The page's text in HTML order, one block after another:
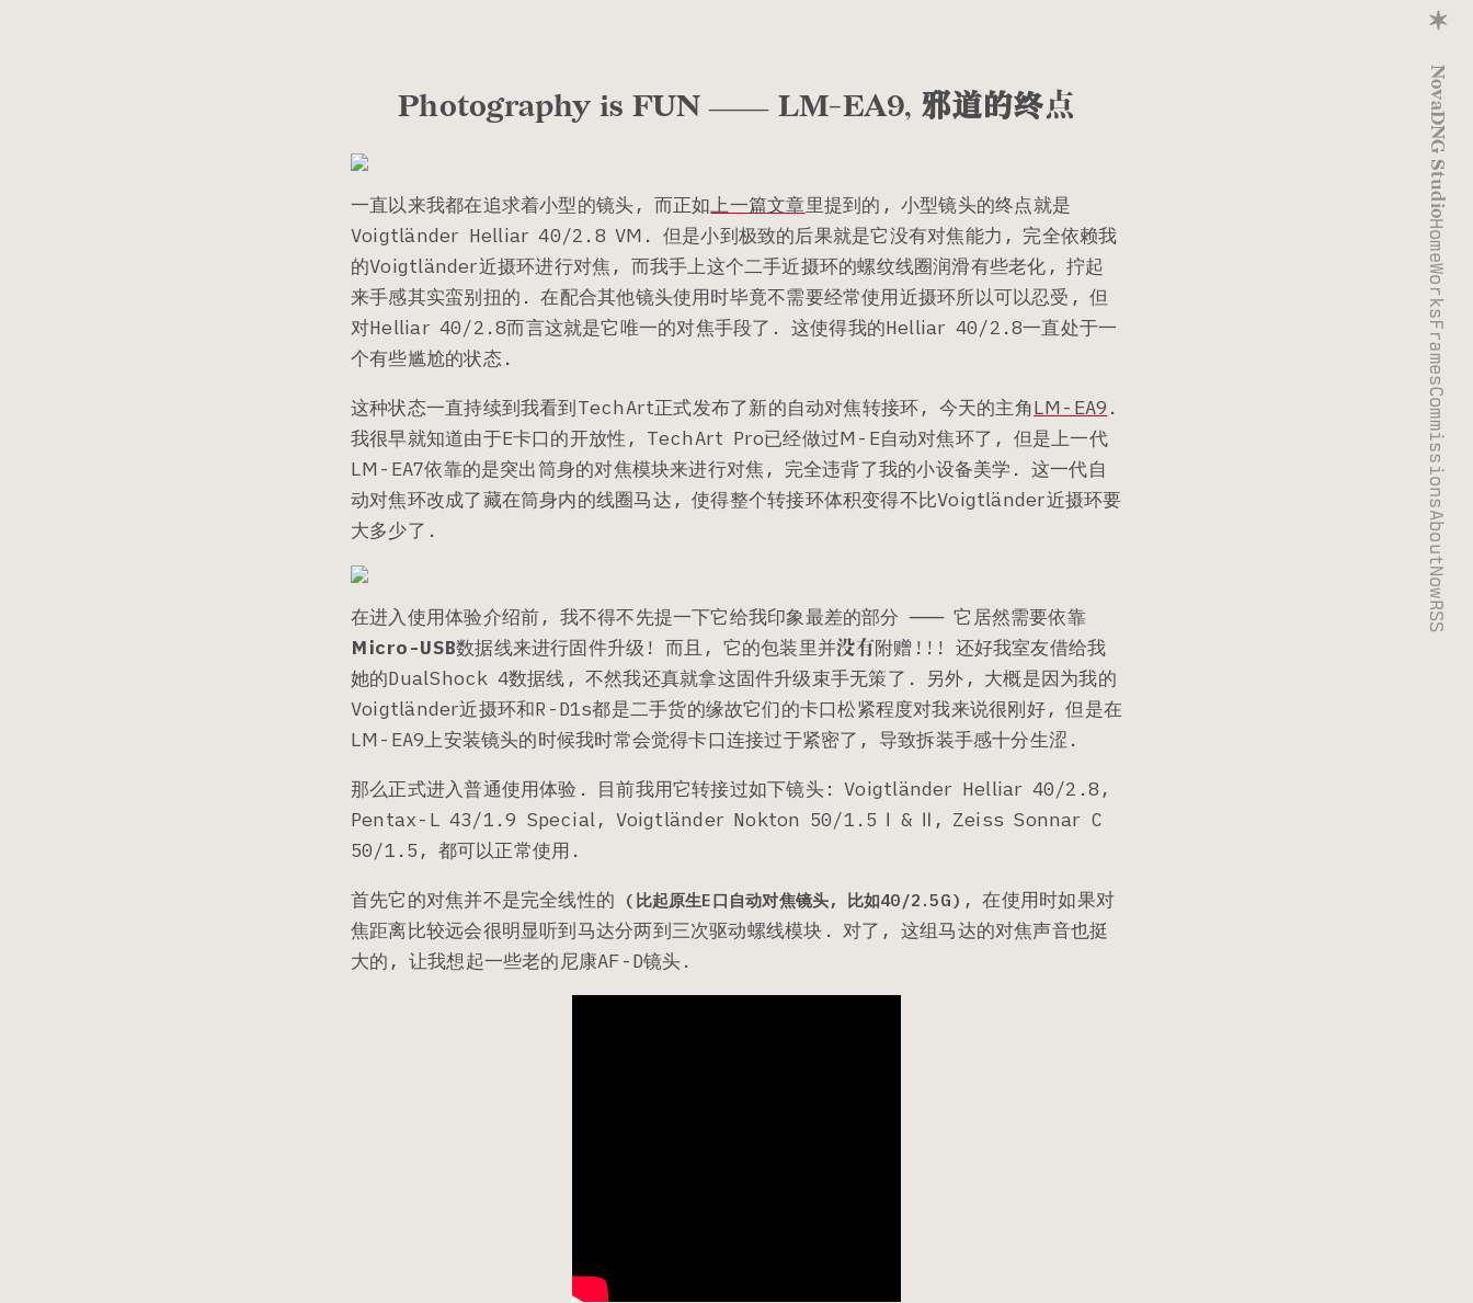
Photography is FUN ⸺ LM-EA9, 邪道的终点
一直以来我都在追求着小型的镜头, 而正如上一篇文章里提到的, 小型镜头的终点就是
Voigtländer Helliar 40/2.8 VM. 但是小到极致的后果就是它没有对焦能力, 完全依赖我
的Voigtländer近摄环进行对焦, 而我手上这个二手近摄环的螺纹线圈润滑有些老化, 拧起
来手感其实蛮别扭的. 在配合其他镜头使用时毕竟不需要经常使用近摄环所以可以忍受, 但
对Helliar 40/2.8而言这就是它唯一的对焦手段了. 这使得我的Helliar 40/2.8一直处于一
个有些尴尬的状态.
这种状态一直持续到我看到TechArt正式发布了新的自动对焦转接环, 今天的主角LM-EA9 .
我很早就知道由于E卡口的开放性, TechArt Pro已经做过M-E自动对焦环了, 但是上一代
LM-EA7依靠的是突出筒身的对焦模块来进行对焦, 完全违背了我的小设备美学. 这一代自
动对焦环改成了藏在筒身内的线圈马达, 使得整个转接环体积变得不比Voigtländer近摄环要
大多少了.
在进入使用体验介绍前, 我不得不先提一下它给我印象最差的部分 ⸺ 它居然需要依靠
Micro-USB数据线来进行固件升级! 而且, 它的包装里并没有附赠!!! 还好我室友借给我
她的DualShock 4数据线, 不然我还真就拿这固件升级束手无策了. 另外, 大概是因为我的
Voigtländer近摄环和R-D1s都是二手货的缘故它们的卡口松紧程度对我来说很刚好, 但是在
LM-EA9上安装镜头的时候我时常会觉得卡口连接过于紧密了, 导致拆装手感十分生涩.
那么正式进入普通使用体验. 目前我用它转接过如下镜头: Voigtländer Helliar 40/2.8,
Pentax-L 43/1.9 Special, Voigtländer Nokton 50/1.5 Ⅰ & Ⅱ, Zeiss Sonnar C
50/1.5, 都可以正常使用.
首先它的对焦并不是完全线性的
(比起原生E口自动对焦镜头, 比如40/2.5G) , 在使用时如果对
焦距离比较远会很明显听到马达分两到三次驱动螺线模块. 对了, 这组马达的对焦声音也挺
大的, 让我想起一些老的尼康AF-D镜头.
Home
Works
Frames
Commissions
About
Now
RSS
✶
NovaDNG Studio